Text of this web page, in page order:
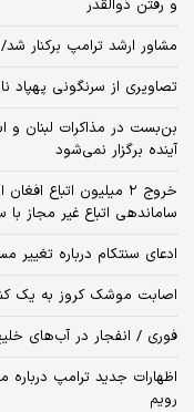
و رفتن ذوالقدر
مشاور ارشد ترامپ برکنار
تصاویری از سرنگونی پهپاد
بن‌بست در مذاکرات لبنان و
آینده برگزار نمی‌شود
ساماندهی اتباع غیر مجاز
ادعای سنتکام درباره تغییر مسیر ۵۵ کشتی در تنگه
اصابت موشک کروز به یک
فوری / انفجار در آب‌های
اظهارات جدید ترامپ
رویم